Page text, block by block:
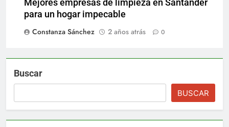
Mejores empresas de limpieza en Santander
para un hogar impecable
Constanza Sánchez
2 años atrás 0
Buscar
BUSCAR